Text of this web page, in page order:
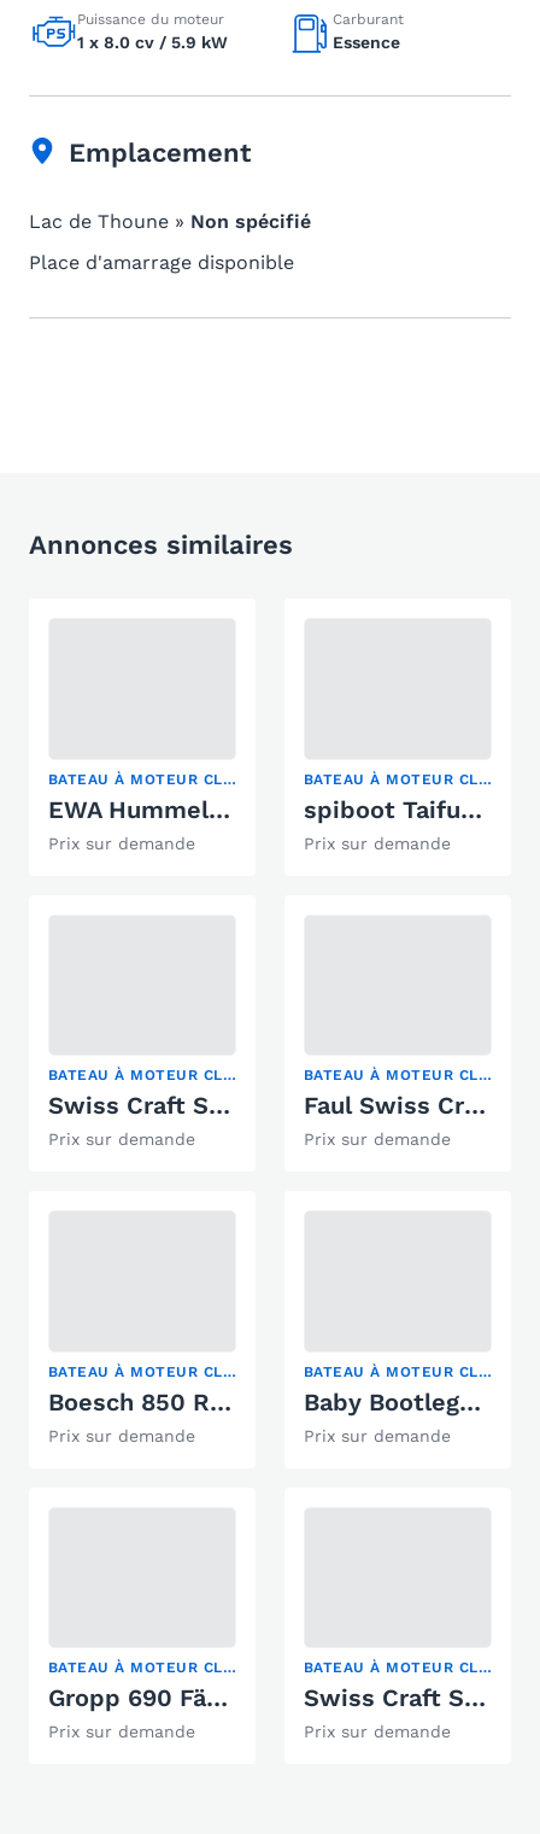
Puissance du moteur
1 x 8.0 cv / 5.9 kW
Carburant
Essence
Emplacement
Lac de Thoune » Non spécifié
Place d'amarrage disponible
Annonces similaires
BATEAU À MOTEUR CLASSIQUE
EWA Hummel 1964 Veteran
Prix sur demande
BATEAU À MOTEUR CLASSIQUE
spiboot Taifun Junior
Prix sur demande
BATEAU À MOTEUR CLASSIQUE
Swiss Craft Sedan Expresse-Cruiser
Prix sur demande
BATEAU À MOTEUR CLASSIQUE, RUNABOUT
Faul Swiss Craft 700
Prix sur demande
BATEAU À MOTEUR CLASSIQUE, RUNABOUT
Boesch 850 Runabout 850 de Luxe
Prix sur demande
BATEAU À MOTEUR CLASSIQUE
Baby Bootlegger Replica Gentleman's Race
Prix sur demande
BATEAU À MOTEUR CLASSIQUE
Gropp 690 Fährboot
Prix sur demande
BATEAU À MOTEUR CLASSIQUE
Swiss Craft Swisscraft
Prix sur demande